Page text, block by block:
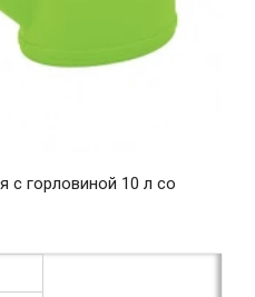
с горловиной 10 л со